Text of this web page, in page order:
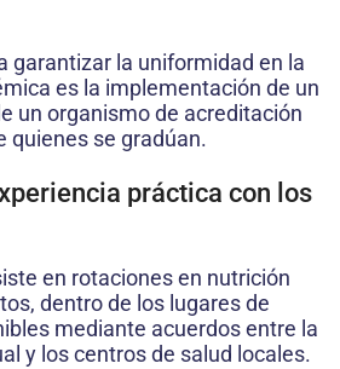
garantizar la uniformidad en la
es la implementación de un
un organismo de acreditación
quienes se gradúan.
práctica con los
en rotaciones en nutrición
dentro de los lugares de
mediante acuerdos entre la
y los centros de salud locales.